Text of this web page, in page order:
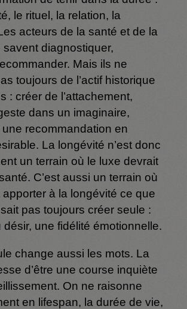
le rituel, la relation, la
acteurs de la santé et de la
diagnostiquer,
Mais ils ne
toujours de l’actif historique
: créer de l’attachement,
dans un imaginaire,
recommandation en
La longévité n’est donc
un terrain où le luxe devrait
C’est aussi un terrain où
à la longévité ce que
pas toujours créer seule :
une fidélité émotionnelle.
change aussi les mots. La
d’être une course inquiète
On ne raisonne
en lifespan, la durée de vie,